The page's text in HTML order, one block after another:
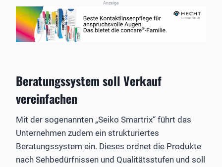
Anzeige
Beratungssystem soll Verkauf
vereinfachen
Mit der sogenannten „Seiko Smartrix“ führt das
Unternehmen zudem ein strukturiertes
Beratungssystem ein. Dieses ordnet die Produkte
nach Sehbedürfnissen und Qualitätsstufen und soll